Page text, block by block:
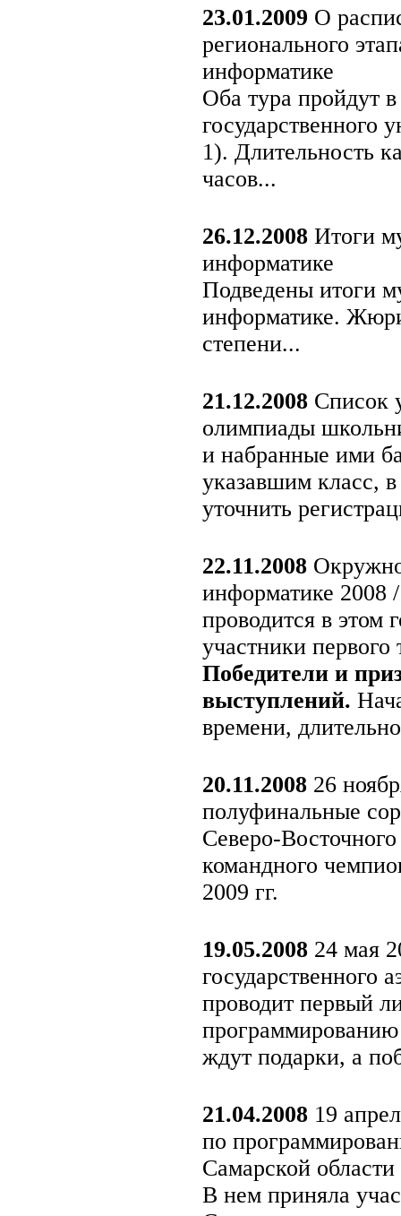
23.01.2009 О
регионального
информатике
Оба тура пройдут
государственного
1). Длительность
часов...
26.12.2008Итоги
информатике
Подведены итоги
информатике.
степени...
21.12.2008Список
олимпиады
и набранные ими
указавшим класс,
уточнить
22.11.2008
информатике 2008
проводится в этом
участники первого
Победители и
выступлений.
времени,
20.11.200826
полуфинальные
Северо-
командного
2009 гг.
19.05.200824 мая
государственного
проводит первый
ждут подарки, а
21.04.200819
по
Самарской области
В нем приняла